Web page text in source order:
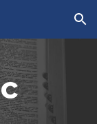
Skip to navigation